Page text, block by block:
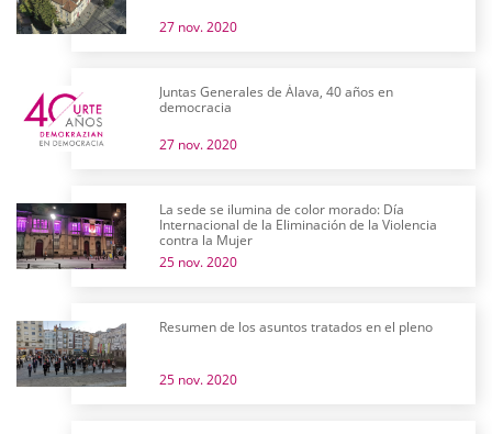
27 nov. 2020
Juntas Generales de Álava, 40 años en
democracia
27 nov. 2020
La sede se ilumina de color morado: Día
Internacional de la Eliminación de la Violencia
contra la Mujer
25 nov. 2020
Resumen de los asuntos tratados en el pleno
25 nov. 2020